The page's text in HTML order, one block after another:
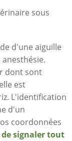
sous
d'une aiguille
dont sont
est
L'identification
d'un
coordonnées
signaler tout